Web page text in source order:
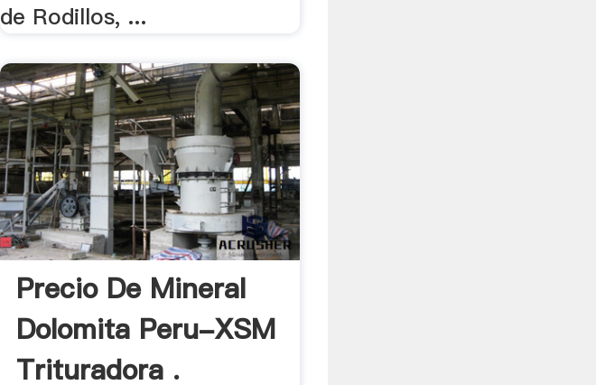
de Rodillos, ...
Precio De Mineral
Dolomita Peru-XSM
Trituradora .